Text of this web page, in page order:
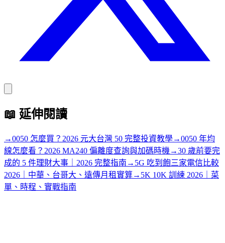
📖 延伸閱讀
→0050 怎麼買？2026 元大台灣 50 完整投資教學→0050 年均
線怎麼看？2026 MA240 偏離度查詢與加碼時機 →30 歲前要完
成的 5 件理財大事｜2026 完整指南 → 5G 吃到飽三家電信比較
2026｜中華、台哥大、遠傳月租實算→ 5K 10K 訓練 2026｜菜
單、時程、實戰指南